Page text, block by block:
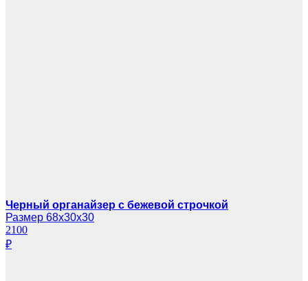
Черный органайзер с бежевой строчкой
Размер 68х30х30
2100
₽